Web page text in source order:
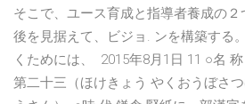
そこで、ユース育成と指導者養成の
後を見据えて、ビジョ. ンを構築する
くためには、 2015年8月1日 11 ○名
第二十三（ほけきょう やくおうぼさ